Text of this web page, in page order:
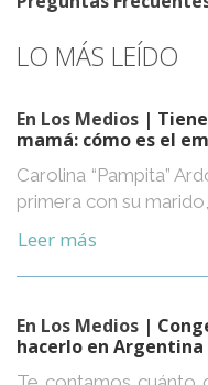
LO MÁS LEÍDO
En Los Medios |
mamá: cómo es el
Carolina “Pampita”
primera con su
Leer más
En Los Medios |
hacerlo en Argentina